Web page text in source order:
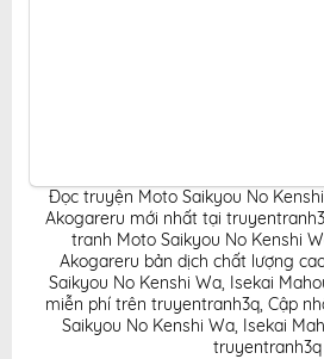
Đọc truyện Moto Saikyou No
Akogareru mới nhất tại
tranh Moto Saikyou No Kenshi
Akogareru bản dịch chất lượng
Saikyou No Kenshi Wa, Isekai
miễn phí trên truyentranh3q, Cập
Saikyou No Kenshi Wa, Isekai
truyentranh3q